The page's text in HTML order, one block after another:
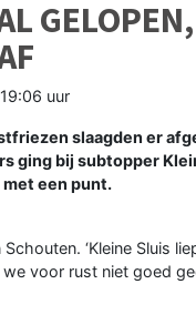
uur
slaagden er
ging bij subtopper
een punt.
Schouten. ‘Kleine Sluis
voor rust niet goed